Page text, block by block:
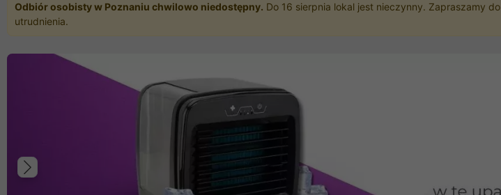
Odbiór osobisty w Poznaniu chwilowo niedostępny. Do 16 sierpnia lokal jest nieczynny. Zapraszamy
utrudnienia.
Poprzedni